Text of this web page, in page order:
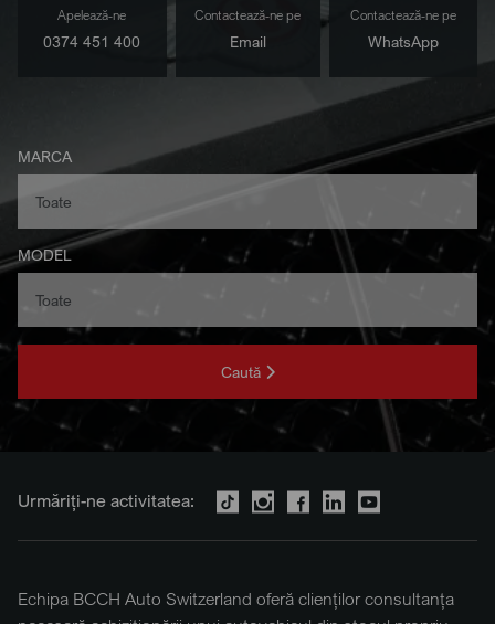
Apelează-ne
0374 451 400
Contactează-ne pe
Email
Contactează-ne pe
WhatsApp
MARCA
MODEL
Caută
Urmăriți-ne activitatea:
Echipa BCCH Auto Switzerland oferă clienților consultanța